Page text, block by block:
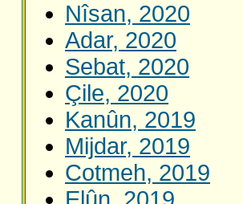
Nîsan, 2020
Adar, 2020
Sebat, 2020
Çile, 2020
Kanûn, 2019
Mijdar, 2019
Cotmeh, 2019